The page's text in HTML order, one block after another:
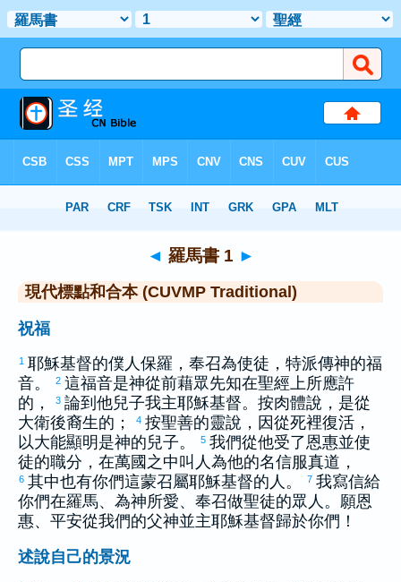
> 羅馬書 1
◄ 羅馬書 1 ►
現代標點和合本 (CUVMP Traditional)
祝福
1 耶穌基督的僕人保羅 ，奉召為使徒，特派傳神的福
音。
2 這福音是神從前藉眾先知在聖經上所應許
的，
3 論到他兒子我主耶穌基督。按肉體說，是從
大衛後裔生的； 4 按聖善的靈說，因從死裡復活，
以大能顯明是神的兒子。
5 我們從他受了恩惠並使
徒的職分，在萬國之中叫人為他的名信服真道，
6 其中也有你們這蒙召屬耶穌基督的人。 7 我寫信給
你們在羅馬、為神所愛、奉召做聖徒的眾人。願恩
惠、平安從我們的父神並主耶穌基督歸於你們！
述說自己的景況